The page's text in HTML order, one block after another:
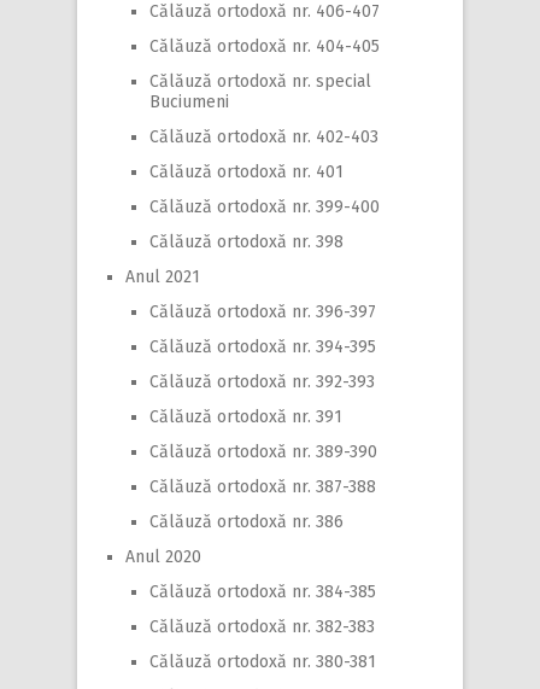
Călăuză ortodoxă nr. 406-407
Călăuză ortodoxă nr. 404-405
Călăuză ortodoxă nr. special
Buciumeni
Călăuză ortodoxă nr. 402-403
Călăuză ortodoxă nr. 401
Călăuză ortodoxă nr. 399-400
Călăuză ortodoxă nr. 398
Anul 2021
Călăuză ortodoxă nr. 396-397
Călăuză ortodoxă nr. 394-395
Călăuză ortodoxă nr. 392-393
Călăuză ortodoxă nr. 391
Călăuză ortodoxă nr. 389-390
Călăuză ortodoxă nr. 387-388
Călăuză ortodoxă nr. 386
Anul 2020
Călăuză ortodoxă nr. 384-385
Călăuză ortodoxă nr. 382-383
Călăuză ortodoxă nr. 380-381